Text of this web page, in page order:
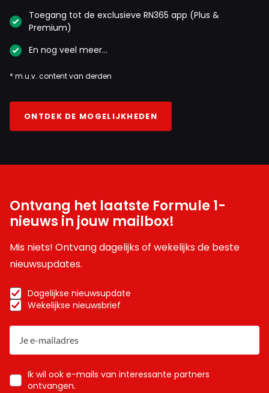
Toegang tot de exclusieve RN365 app (Plus &
Premium)
En nog veel meer…
* m.u.v. content van derden
ONTDEK DE MOGELIJKHEDEN
Ontvang het laatste Formule 1-
nieuws in jouw mailbox!
Mis niets! Ontvang dagelijks of wekelijks de beste
nieuwsupdates.
Dagelijkse nieuwsupdate
Wekelijkse nieuwsbrief
Ik wil ook e-mails van interessante partners
ontvangen.